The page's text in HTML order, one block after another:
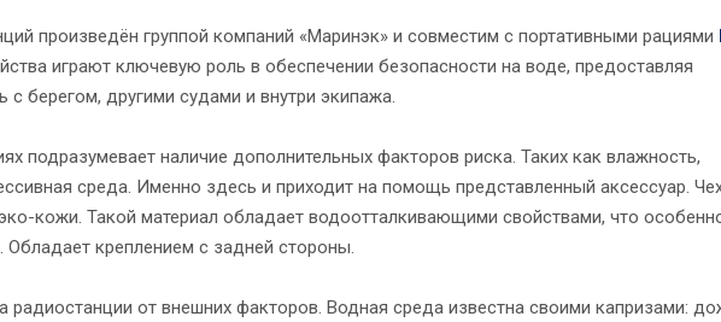
произведён группой компаний «Маринэк» и совместим с портативными рациями
играют ключевую роль в обеспечении безопасности на воде, предоставляя
берегом, другими судами и внутри экипажа.
подразумевает наличие дополнительных факторов риска. Таких как влажность,
среда. Именно здесь и приходит на помощь представленный аксессуар.
кожи. Такой материал обладает водоотталкивающими свойствами, что
креплением с задней стороны.
от внешних факторов. Водная среда известна своими капризами: